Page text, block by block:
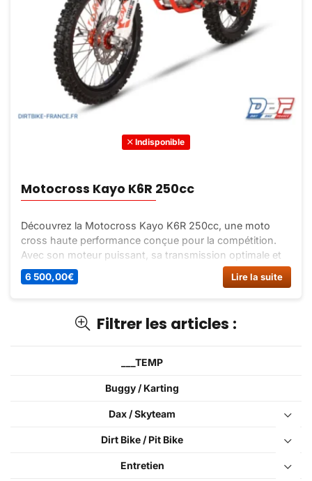
Filtrer les articles :
___TEMP
Buggy / Karting
Dax / Skyteam
Dirt Bike / Pit Bike
Entretien
Indisponible
Motocross Kayo K6R 250cc
Découvrez la Motocross Kayo K6R 250cc, une moto
cross haute performance conçue pour la compétition.
Avec son moteur puissant, sa transmission optimale et
son châssis en acier chrome-molybdène, la K6R offre
une expérience de conduite sans compromis.
6 500,00€ Lire la suite